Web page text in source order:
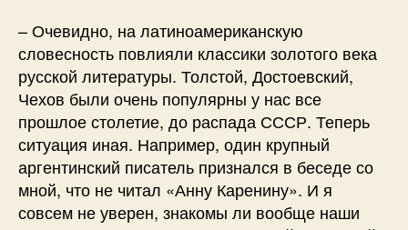
– Очевидно, на латиноамериканскую
словесность повлияли классики золотого века
русской литературы. Толстой, Достоевский,
Чехов были очень популярны у нас все
прошлое столетие, до распада СССР. Теперь
ситуация иная. Например, один крупный
аргентинский писатель признался в беседе со
мной, что не читал «Анну Каренину». И я
совсем не уверен, знакомы ли вообще наши